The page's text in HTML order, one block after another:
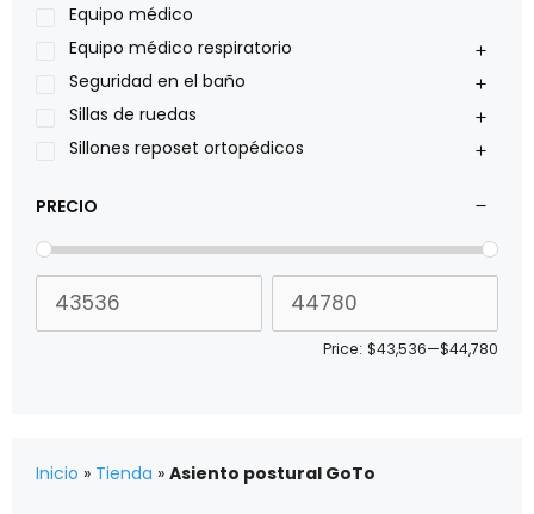
Roho
Sillas de ruedas Everest Jennings
Stealth products
Xiehe Medical
Equipo médico
Equipo médico respiratorio
Seguridad en el baño
Sillas de ruedas
Sillones reposet ortopédicos
PRECIO
Price: $43,536—$44,780
Inicio » Tienda » Asiento postural GoTo